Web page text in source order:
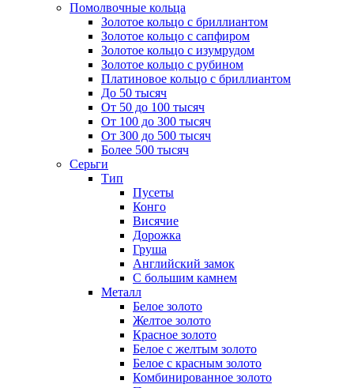
Помолвочные кольца
Золотое кольцо с бриллиантом
Золотое кольцо с сапфиром
Золотое кольцо с изумрудом
Золотое кольцо с рубином
Платиновое кольцо с бриллиантом
До 50 тысяч
От 50 до 100 тысяч
От 100 до 300 тысяч
От 300 до 500 тысяч
Более 500 тысяч
Серьги
Тип
Пусеты
Конго
Висячие
Дорожка
Груша
Английский замок
С большим камнем
Металл
Белое золото
Желтое золото
Красное золото
Белое с желтым золото
Белое с красным золото
Комбинированное золото